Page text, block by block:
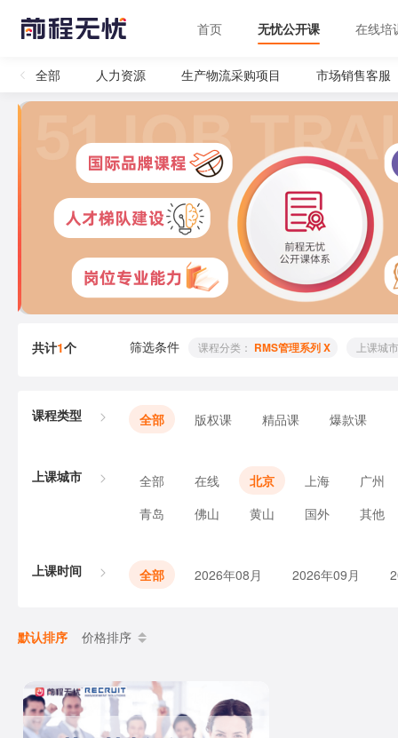
首页 无忧公开课 在线培
全部 人力资源 生产物流采购项目 市场销售客服
共计1个 筛选条件 课程分类： RMS管理系列 X 上课城
课程类型 全部 版权课 精品课 爆款课
上课城市 全部 在线 北京 上海
广州
青岛
佛山 黄山 国外 其他
上课时间 全部 2026年08月 2026年09月
默认排序 价格排序